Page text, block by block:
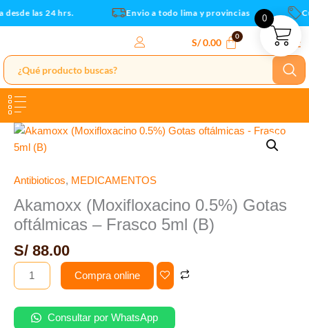
al
las 24 hrs. Envio a todo lima y provincias
S/0.00
Antibioticos, MEDICAMENTOS
Akamoxx (Moxifloxacino 0.5%) Gotas
oftálmicas – Frasco 5ml (B)
S/ 88.00
Akamoxx
(Moxifloxacino
Gotas
-
Frasco
5ml
(B)
cantidad
Compra online
Consultar por WhatsApp
0
Frasco
(B)
cantidad